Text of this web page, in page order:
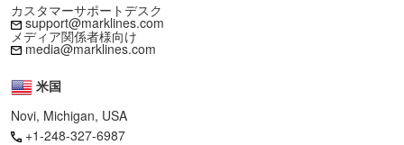
カスタマーサポートデスク
support@marklines.com
メディア関係者様向け
media@marklines.com
米国
Novi, Michigan, USA
+1-248-327-6987